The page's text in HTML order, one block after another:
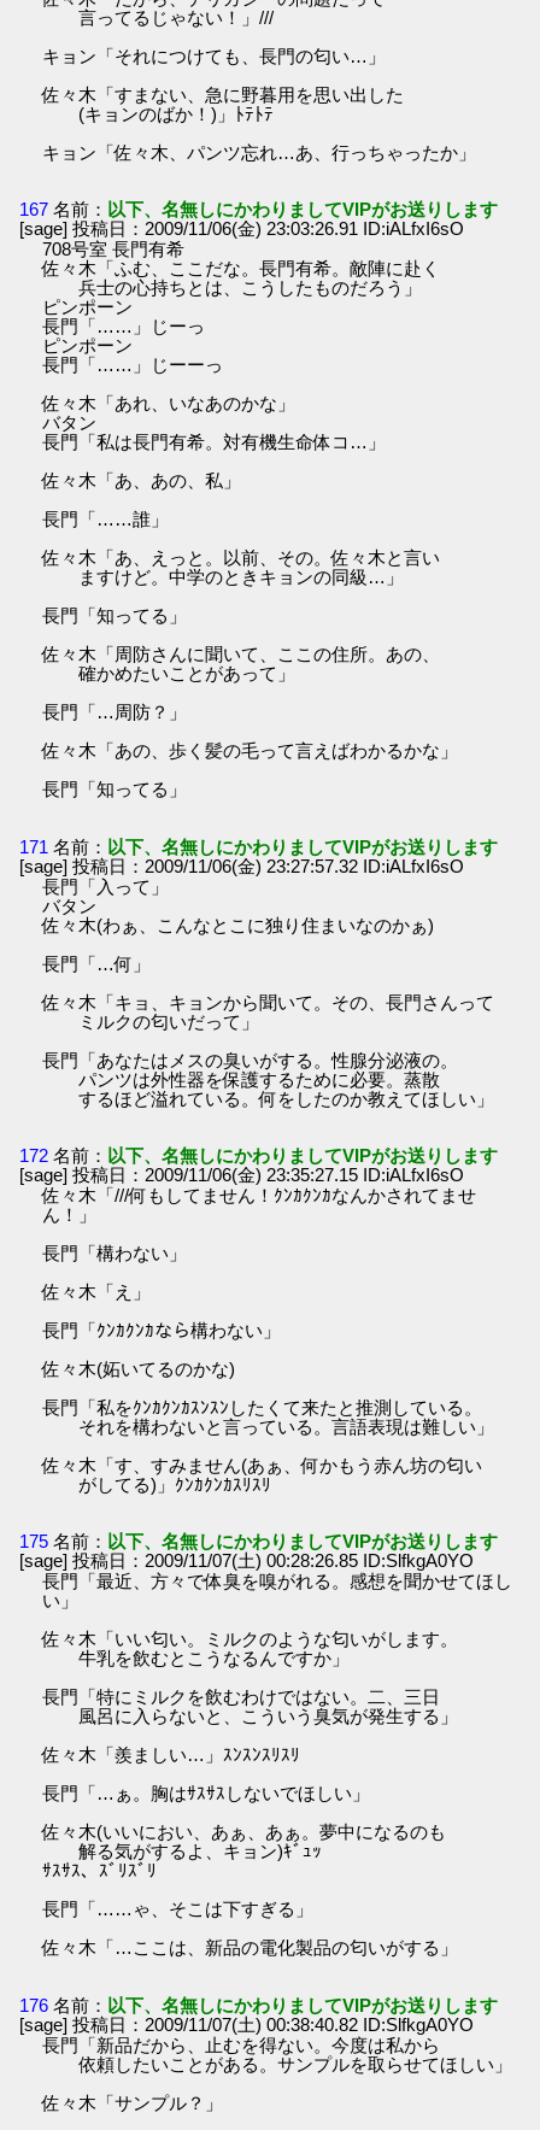
言ってるじゃない！」///
キョン「それにつけても、長門の匂い…」
佐々木「すまない、急に野暮用を思い出した
(キョンのばか！)」ﾄﾃﾄﾃ
キョン「佐々木、パンツ忘れ…あ、行っちゃったか」
167 名前： 以下、名無しにかわりましてVIPがお送りします
[sage] 投稿日：2009/11/06(金) 23:03:26.91 ID:iALfxI6sO
708号室 長門有希
佐々木「ふむ、ここだな。長門有希。敵陣に赴く
兵士の心持ちとは、こうしたものだろう」
ピンポーン
長門「……」じーっ
ピンポーン
長門「……」じーーっ
佐々木「あれ、いなあのかな」
バタン
長門「私は長門有希。対有機生命体コ…」
佐々木「あ、あの、私」
長門「……誰」
佐々木「あ、えっと。以前、その。佐々木と言い
ますけど。中学のときキョンの同級…」
長門「知ってる」
佐々木「周防さんに聞いて、ここの住所。あの、
確かめたいことがあって」
長門「…周防？」
佐々木「あの、歩く髪の毛って言えばわかるかな」
長門「知ってる」
171 名前： 以下、名無しにかわりましてVIPがお送りします
[sage] 投稿日：2009/11/06(金) 23:27:57.32 ID:iALfxI6sO
長門「入って」
バタン
佐々木(わぁ、こんなとこに独り住まいなのかぁ)
長門「…何」
佐々木「キョ、キョンから聞いて。その、長門さんって
ミルクの匂いだって」
長門「あなたはメスの臭いがする。性腺分泌液の。
パンツは外性器を保護するために必要。蒸散
するほど溢れている。何をしたのか教えてほしい」
172 名前： 以下、名無しにかわりましてVIPがお送りします
[sage] 投稿日：2009/11/06(金) 23:35:27.15 ID:iALfxI6sO
佐々木「///何もしてません！ｸﾝｶｸﾝｶなんかされてませ
ん！」
長門「構わない」
佐々木「え」
長門「ｸﾝｶｸﾝｶなら構わない」
佐々木(妬いてるのかな)
長門「私をｸﾝｶｸﾝｶｽﾝｽﾝしたくて来たと推測している。
それを構わないと言っている。言語表現は難しい」
佐々木「す、すみません(あぁ、何かもう赤ん坊の匂い
がしてる)」ｸﾝｶｸﾝｶｽﾘｽﾘ
175 名前： 以下、名無しにかわりましてVIPがお送りします
[sage] 投稿日：2009/11/07(土) 00:28:26.85 ID:SlfkgA0YO
長門「最近、方々で体臭を嗅がれる。感想を聞かせてほし
い」
佐々木「いい匂い。ミルクのような匂いがします。
牛乳を飲むとこうなるんですか」
長門「特にミルクを飲むわけではない。二、三日
風呂に入らないと、こういう臭気が発生する」
佐々木「羨ましい…」ｽﾝｽﾝｽﾘｽﾘ
長門「…ぁ。胸はｻｽｻｽしないでほしい」
佐々木(いいにおい、あぁ、あぁ。夢中になるのも
解る気がするよ、キョン)ｷﾞｭｯ
ｻｽｻｽ、ｽﾞﾘｽﾞﾘ
長門「……ゃ、そこは下すぎる」
佐々木「…ここは、新品の電化製品の匂いがする」
176 名前： 以下、名無しにかわりましてVIPがお送りします
[sage] 投稿日：2009/11/07(土) 00:38:40.82 ID:SlfkgA0YO
長門「新品だから、止むを得ない。今度は私から
依頼したいことがある。サンプルを取らせてほしい」
佐々木「サンプル？」